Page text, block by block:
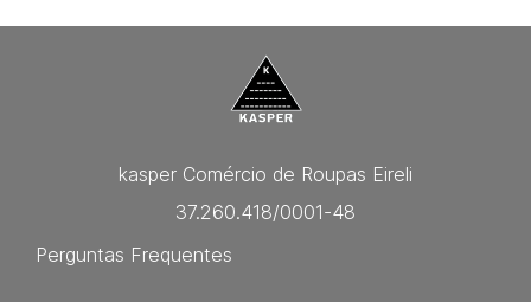
kasper Comércio de Roupas Eireli
37.260.418/0001-48
Perguntas Frequentes